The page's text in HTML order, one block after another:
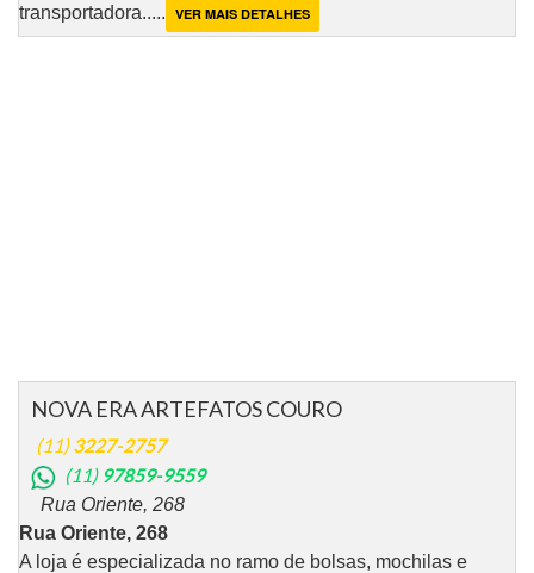
transportadora..... VER MAIS DETALHES
NOVA ERA ARTEFATOS COURO
(11)3227-2757
(11) 97859-9559
Rua Oriente, 268
Rua Oriente, 268
A loja é especializada no ramo de bolsas, mochilas e